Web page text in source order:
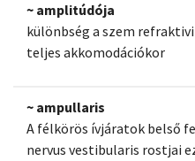
~ amplitúdója
különbség a szem
teljes akkomodációkor
~ ampullaris
A félkörös ívjáratok belső
nervus vestibularis rostjai